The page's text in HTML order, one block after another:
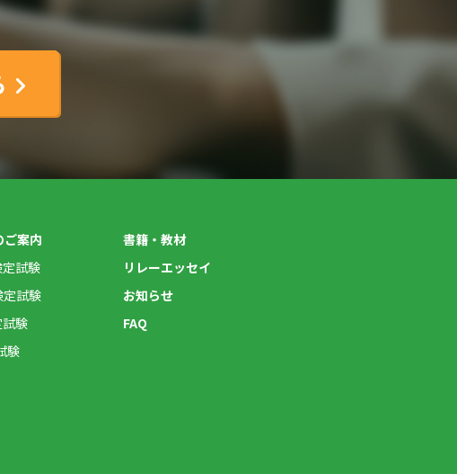
ご案内
試験
試験
験
験
書籍・教材
リレーエッセイ
お知らせ
FAQ